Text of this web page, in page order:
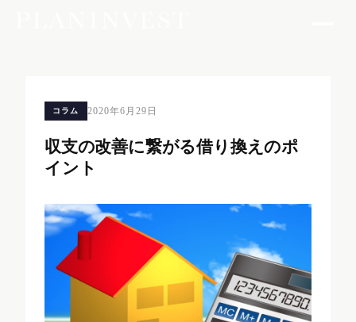
コラム 2020年6月29日
収支の改善に繋がる借り換えのポ
イント